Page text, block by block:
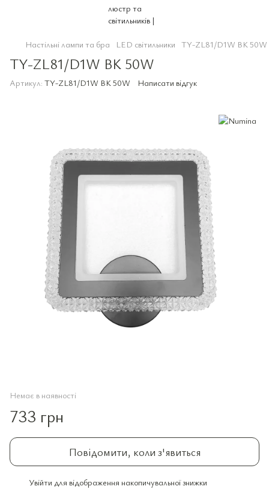
Настільні лампи та бра LED світильники TY-ZL81/D1W BK 50W
TY-ZL81/D1W BK 50W
Артикул: TY-ZL81/D1W BK 50W Написати відгук
Немає в наявності
733 грн
Повідомити, коли з'явиться
Увійти для відображення накопичувальної знижки